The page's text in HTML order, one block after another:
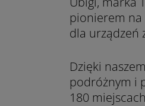
pionierem na
dla urządzeń
Dzięki
podróżnym i
180